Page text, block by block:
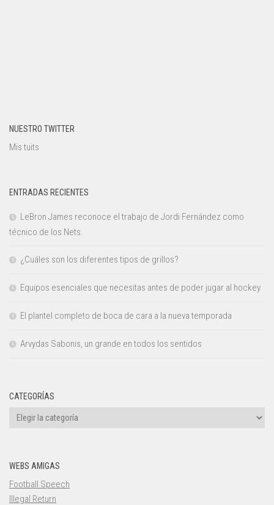
NUESTRO TWITTER
Mis tuits
ENTRADAS RECIENTES
LeBron James reconoce el trabajo de Jordi Fernández como
técnico de los Nets.
¿Cuáles son los diferentes tipos de grillos?
Equipos esenciales que necesitas antes de poder jugar al hockey
El plantel completo de boca de cara a la nueva temporada
Arvydas Sabonis, un grande en todos los sentidos
CATEGORÍAS
Categorías
WEBS AMIGAS
Football Speech
Illegal Return